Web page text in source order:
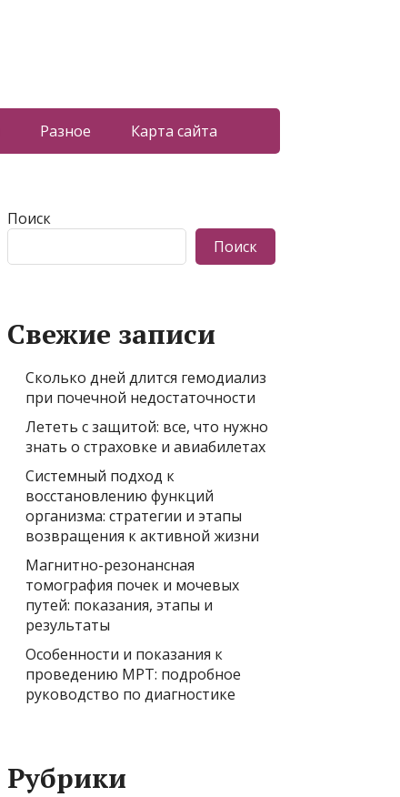
Разное Карта сайта
Поиск
Поиск
Свежие записи
Сколько дней длится гемодиализ
при почечной недостаточности
Лететь с защитой: все, что нужно
знать о страховке и авиабилетах
Системный подход к
восстановлению функций
организма: стратегии и этапы
возвращения к активной жизни
Магнитно-резонансная
томография почек и мочевых
путей: показания, этапы и
результаты
Особенности и показания к
проведению МРТ: подробное
руководство по диагностике
Рубрики